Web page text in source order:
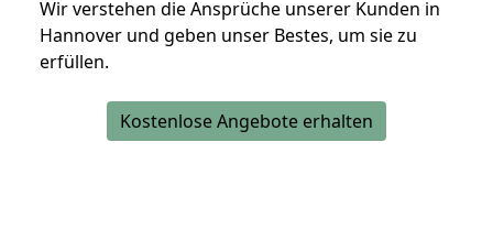
Wir verstehen die Ansprüche unserer Kunden in
Hannover und geben unser Bestes, um sie zu
erfüllen.
Kostenlose Angebote erhalten